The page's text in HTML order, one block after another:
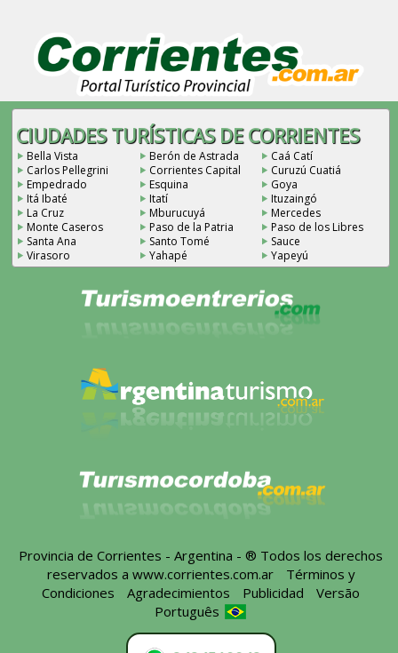
CIUDADES TURÍSTICAS DE CORRIENTES
Bella Vista Berón de Astrada
Caá Catí
Carlos Pellegrini
Corrientes Capital
Curuzú Cuatiá
Empedrado
Esquina
Goya
Itá Ibaté
Itatí
Ituzaingó
La Cruz
Mburucuyá
Mercedes
Monte Caseros
Paso de la Patria
Paso de los Libres
Santa Ana
Santo Tomé
Sauce
Virasoro
Yahapé Yapeyú
Provincia de Corrientes - Argentina - ® Todos los derechos
reservados a www.corrientes.com.ar- Términos y
Condiciones -Agradecimientos Publicidad -Versão
Português